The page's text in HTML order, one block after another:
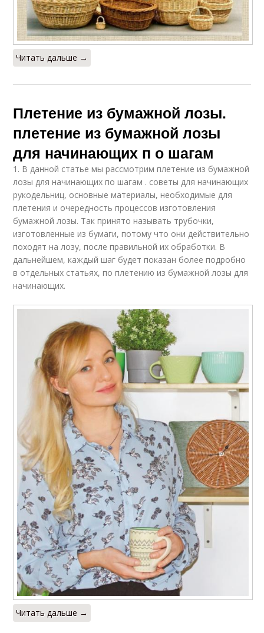
Читать дальше →
Плетение из бумажной лозы.
плетение из бумажной лозы
для начинающих п о шагам
1. В данной статье мы рассмотрим плетение из бумажной
лозы для начинающих по шагам . советы для начинающих
рукодельниц, основные материалы, необходимые для
плетения и очередность процессов изготовления
бумажной лозы. Так принято называть трубочки,
изготовленные из бумаги, потому что они действительно
походят на лозу, после правильной их обработки. В
дальнейшем, каждый шаг будет показан более подробно
в отдельных статьях, по плетению из бумажной лозы для
начинающих.
Читать дальше →